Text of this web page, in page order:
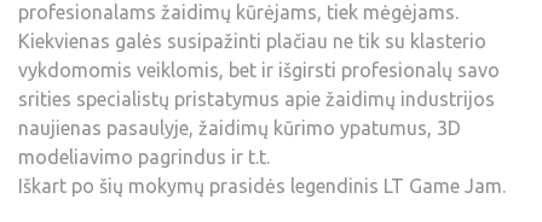
profesionalams žaidimų kūrėjams, tiek mėgėjams.
Kiekvienas galės susipažinti plačiau ne tik su klasterio
vykdomomis veiklomis, bet ir išgirsti profesionalų savo
srities specialistų pristatymus apie žaidimų industrijos
naujienas pasaulyje, žaidimų kūrimo ypatumus, 3D
modeliavimo pagrindus ir t.t.
Iškart po šių mokymų prasidės legendinis LT Game Jam.